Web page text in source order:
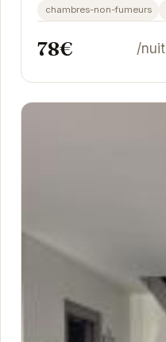
chambres-non-fumeurs
78€ /nuit